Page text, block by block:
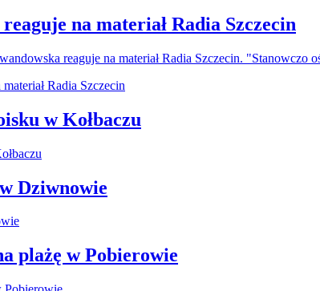
na materiał Radia Szczecin
reaguje na materiał Radia Szczecin.
w Kołbaczu
Dziwnowie
plażę w Pobierowie